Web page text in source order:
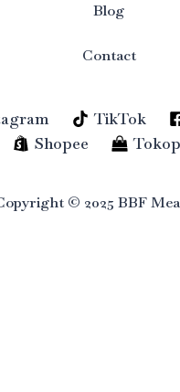
Blog
Contact
TikTok
Shopee
© 2025 BBF